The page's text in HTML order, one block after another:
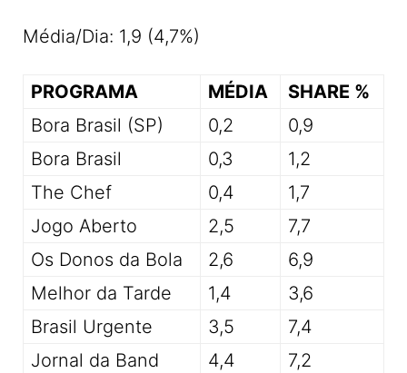
Média/Dia: 1,9 (4,7%)
PROGRAMA MÉDIA
SHARE %
Bora Brasil (SP)
0,2
0,9
Bora Brasil
0,3
1,2
The Chef
0,4
1,7
Jogo Aberto
2,5
7,7
Os Donos da Bola
2,6
6,9
Melhor da Tarde
1,4
3,6
Brasil Urgente
3,5
7,4
Jornal da Band
4,4
7,2